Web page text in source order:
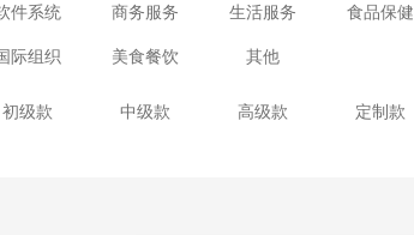
件系统 商务服务 生活服务 食品保健
际组织 美食餐饮 其他
初级款 中级款 高级款 定制款